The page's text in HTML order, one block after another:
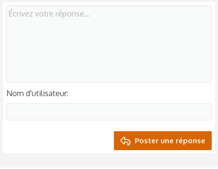
Nom d'utilisateur
Poster une réponse